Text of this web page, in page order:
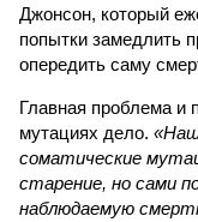
Джонсон, который
попытки замедлить
опередить саму
Главная проблема и
мутациях дело.
соматические
старение, но сами
наблюдаемую